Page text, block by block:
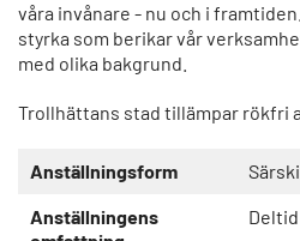
våra invånare - nu och i
styrka som berikar vår
med olika bakgrund.
Trollhättans stad tillämpar rökfri
Anställningsform
Anställningens
Deltid